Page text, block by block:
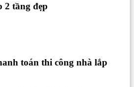
2 tầng đẹp
toán thi công nhà lắp